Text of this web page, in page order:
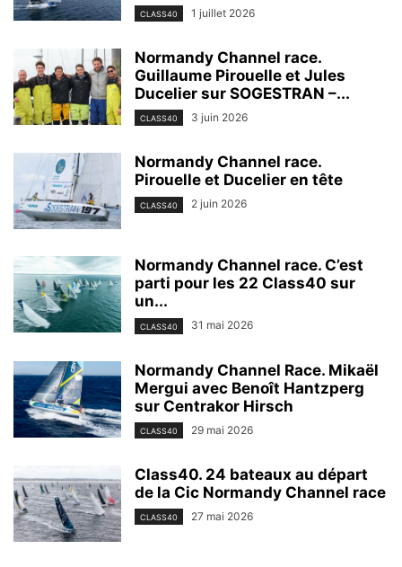
CLASS40 1 juillet 2026
Normandy Channel race.
Guillaume Pirouelle et Jules
Ducelier sur SOGESTRAN –...
CLASS40 3 juin 2026
Normandy Channel race.
Pirouelle et Ducelier en tête
CLASS40 2 juin 2026
Normandy Channel race. C’est
parti pour les 22 Class40 sur
un...
CLASS40 31 mai 2026
Normandy Channel Race. Mikaël
Mergui avec Benoît Hantzperg
sur Centrakor Hirsch
CLASS40 29 mai 2026
Class40. 24 bateaux au départ
de la Cic Normandy Channel race
CLASS40 27 mai 2026